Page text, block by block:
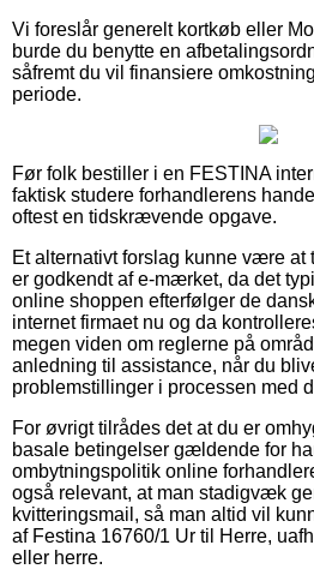
Vi foreslår generelt kortkøb eller
burde du benytte en
såfremt du vil finansiere
periode.
Før folk bestiller i en FESTINA
faktisk studere forhandlerens
oftest en tidskrævende opgave.
Et alternativt forslag kunne være at
er godkendt af e-mærket, da det
online shoppen efterfølger de
internet firmaet nu og da
megen viden om reglerne på
anledning til assistance, når du
problemstillinger i processen med
For øvrigt tilrådes det at du er
basale betingelser gældende for
ombytningspolitik online
også relevant, at man stadigvæk
kvitteringsmail, så man altid vil
af Festina 16760/1 Ur til Herre,
eller herre.